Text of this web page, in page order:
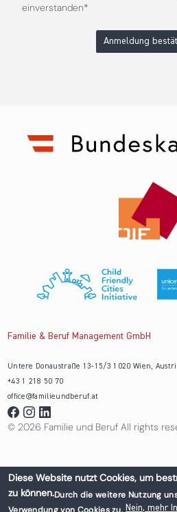
einverstanden*
Anmeldung
Familie & Beruf Management GmbH
Untere Donaustraße 13-15/3 1020 Wien,
+43 1 218 50 70
office@familieundberuf.at
© 2026 Familie und Beruf All rights
Diese Website nutzt Cookies, um
zu können.Durch die weitere Nutzung
Nein, mehr